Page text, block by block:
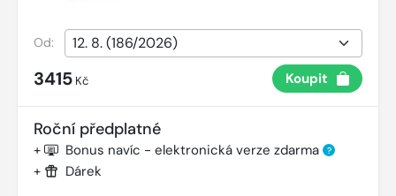
Od:
3415 Kč Koupit
Roční předplatné
+ Bonus navíc - elektronická verze zdarma ?
+ Dárek